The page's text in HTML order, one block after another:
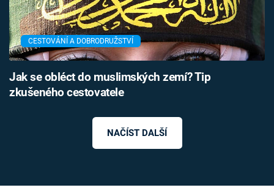
CESTOVÁNÍ A DOBRODRUŽSTVÍ
Jak se obléct do muslimských zemí? Tip
zkušeného cestovatele
NAČÍST DALŠÍ